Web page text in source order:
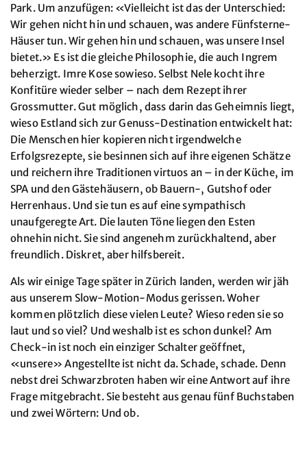
Park. Um anzufügen: «Vielleicht ist das der Unterschied:
Wir gehen nicht hin und schauen, was andere Fünfsterne-
Häuser tun. Wir gehen hin und schauen, was unsere Insel
bietet.» Es ist die gleiche Philosophie, die auch Ingrem
beherzigt. Imre Kose sowieso. Selbst Nele kocht ihre
Konfitüre wieder selber – nach dem Rezept ihrer
Grossmutter. Gut möglich, dass darin das Geheimnis liegt,
wieso Estland sich zur Genuss-Destination entwickelt hat:
Die Menschen hier kopieren nicht irgendwelche
Erfolgsrezepte, sie besinnen sich auf ihre eigenen Schätze
und reichern ihre Traditionen virtuos an – in der Küche, im
SPA und den Gästehäusern, ob Bauern-, Gutshof oder
Herrenhaus. Und sie tun es auf eine sympathisch
unaufgeregte Art. Die lauten Töne liegen den Esten
ohnehin nicht. Sie sind angenehm zurückhaltend, aber
freundlich. Diskret, aber hilfsbereit.
Als wir einige Tage später in Zürich landen, werden wir jäh
aus unserem Slow-Motion-Modus gerissen. Woher
kommen plötzlich diese vielen Leute? Wieso reden sie so
laut und so viel? Und weshalb ist es schon dunkel? Am
Check-in ist noch ein einziger Schalter geöffnet,
«unsere» Angestellte ist nicht da. Schade, schade. Denn
nebst drei Schwarzbroten haben wir eine Antwort auf ihre
Frage mitgebracht. Sie besteht aus genau fünf Buchstaben
und zwei Wörtern: Und ob.